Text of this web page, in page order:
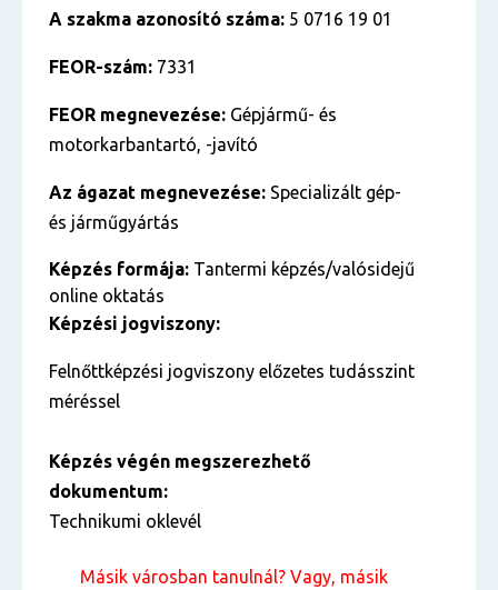
A szakma azonosító száma: 5 0716 19 01
FEOR-szám: 7331
FEOR megnevezése: Gépjármű- és
motorkarbantartó, -javító
Az ágazat megnevezése: Specializált gép-
és járműgyártás
Képzés formája: Tantermi képzés/valósidejű
online oktatás
Képzési jogviszony:
Felnőttképzési jogviszony előzetes tudásszint
méréssel
Képzés végén megszerezhető
dokumentum:
Technikumi oklevél
Másik városban tanulnál? Vagy, másik